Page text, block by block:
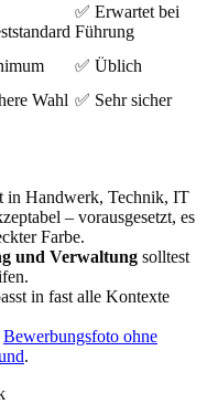
✅ Erwartet bei
Führung
✅ Üblich
Wahl ✅ Sehr sicher
in Handwerk, Technik, IT
– vorausgesetzt, es
Farbe.
und Verwaltung solltest
in fast alle Kontexte
Bewerbungsfoto ohne
.